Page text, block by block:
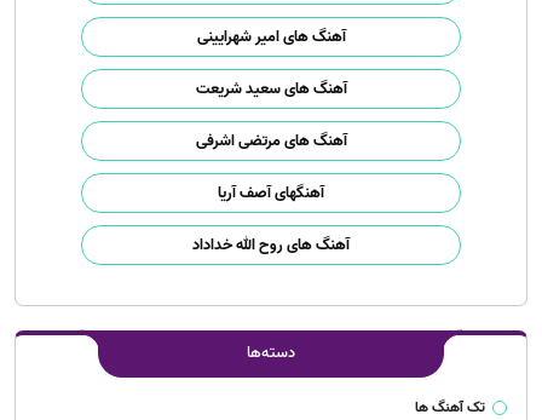
آهنگ های امیر شهرایینی
آهنگ های سعید شریعت
آهنگ های مرتضی اشرفی
آهنگهای آصف آریا
آهنگ های روح الله خداداد
دسته‌ها
تک آهنگ ها